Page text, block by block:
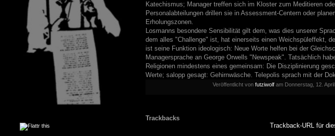
Katechismus; Manager treffen sich im Kloster zum Meditieren
Personalabteilungen drillen sie in Assessment-Centern oder
Erholungszonen.
Losmanns besondere Sensibilität gilt dem, was dies unserer
dem alles "Challenge" ist, hat einerseits einen Weichspüleffekt,
ist seine Funktion ideologisch: Neue Worte helfen bei der
Managersprache an George Orwells "Newspeak". Tatsächlich
Religionen mindestens eines gemeinsam: Die Disziplinierung
Werte; salopp gesagt: Gehirnwäsche. Telepolis sprach mit der
Veröffentlicht von futziwolfam Donnerstag, 12.
Trackbacks
Trackback-URL für